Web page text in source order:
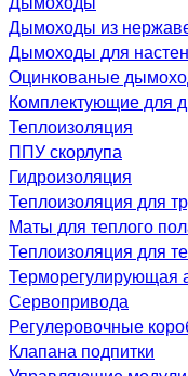
Дымоходы из
Дымоходы для
Оцинкованые
Комплектующие для
Теплоизоляция
ППУ скорлупа
Гидроизоляция
Теплоизоляция для
Маты для теплого
Теплоизоляция для
Терморегулирующая
Сервопривода
Регулеровочные
Клапана подпитки